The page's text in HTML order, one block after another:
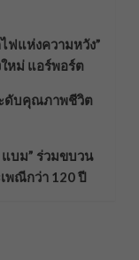
ฟแห่งความหวัง”
หม่ แอร์พอร์ต
ดับคุณภาพชีวิต
แบม” ร่วมขบวน
พณีกว่า 120 ปี